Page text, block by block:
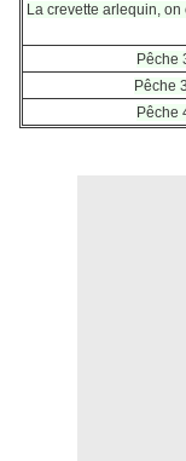
La crevette arlequin,
Pêche
Pêche
Pêche